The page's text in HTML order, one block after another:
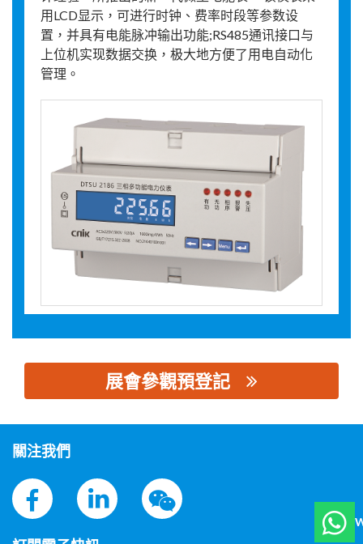
用LCD显示，可进行时钟、费率时段等参数设
置，并具有电能脉冲输出功能;RS485通讯接口与
上位机实现数据交换，极大地方便了用电自动化
管理。
展會參觀預登記
關注我們